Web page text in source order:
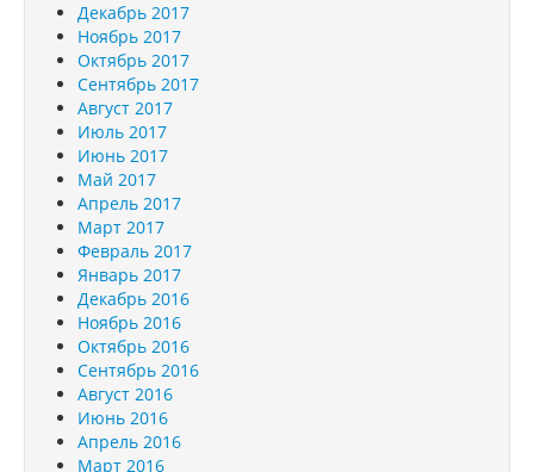
Декабрь 2017
Ноябрь 2017
Октябрь 2017
Сентябрь 2017
Август 2017
Июль 2017
Июнь 2017
Май 2017
Апрель 2017
Март 2017
Февраль 2017
Январь 2017
Декабрь 2016
Ноябрь 2016
Октябрь 2016
Сентябрь 2016
Август 2016
Июнь 2016
Апрель 2016
Март 2016